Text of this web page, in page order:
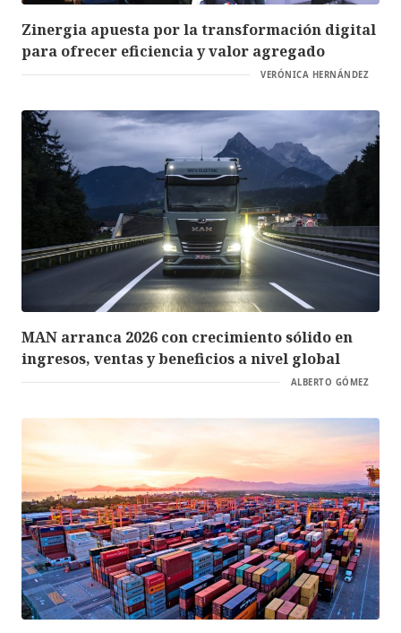
Zinergia apuesta por la transformación digital
para ofrecer eficiencia y valor agregado
VERÓNICA HERNÁNDEZ
MAN arranca 2026 con crecimiento sólido en
ingresos, ventas y beneficios a nivel global
ALBERTO GÓMEZ